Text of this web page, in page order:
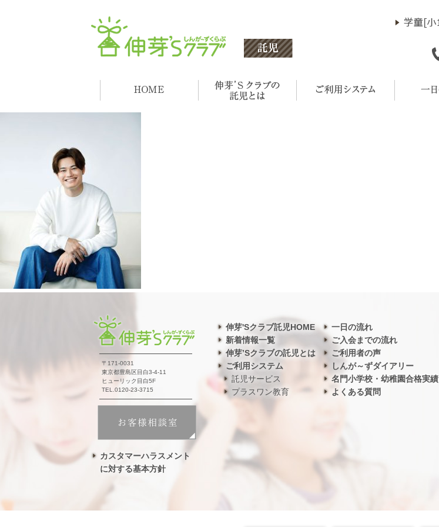
〒171-0031
東京都豊島区目白3-4-11
ヒューリック目白5F
TEL.0120-23-3715
カスタマーハラスメント
に対する基本方針
伸芽'Sクラブ託児HOME
新着情報一覧
伸芽’Sクラブの託児とは
ご利用システム
託児サービス
プラスワン教育
一日の流れ
ご入会までの流れ
ご利用者の声
しんが～ずダイアリー
名門小学校・幼稚園合格実績
よくある質問